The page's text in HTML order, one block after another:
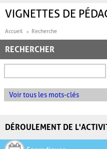
VIGNETTES DE
Accueil Recherche
RECHERCHER
Voir tous les mots-clés
DÉROULEMENT DE